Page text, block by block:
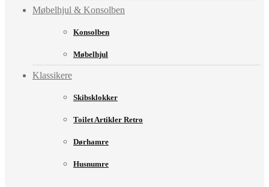
Møbelhjul & Konsolben
Konsolben
Møbelhjul
Klassikere
Skibsklokker
Toilet Artikler Retro
Dørhamre
Husnumre